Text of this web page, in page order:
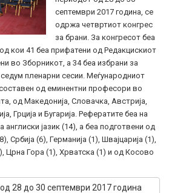
септември 2017 година, се
одржа четвртиот конгрес
за брани. За конгресот беа
кои 41 беа прифатени од Редакцискиот
во Зборникот, а 34 беа избрани за
пленарни сесии. Меѓународниот
од еминентни професори во
од Македонија, Словачка, Австрија,
Грција и Бугарија. Рефератите беа на
англиски јазик (14), а беа подготвени од
Србија (6), Германија (1), Швајцарија (1),
Црна Гора (1), Хрватска (1) и од Косово
28 до 30 септември 2017 година